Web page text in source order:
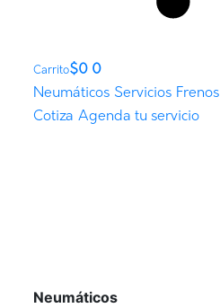
Carrito$0 0
Neumáticos Servicios Frenos
Cotiza Agenda tu servicio
Neumáticos